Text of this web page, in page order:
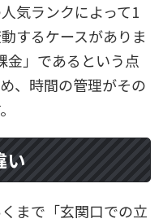
気ランクによって1
するケースがありま
金」であるという点
、時間の管理がその
い
まで「玄関口での立